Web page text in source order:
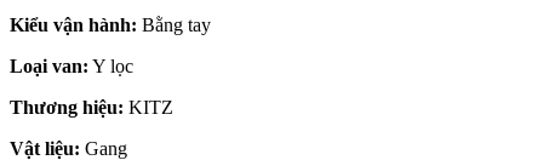
Kiểu vận hành: Bằng tay
Loại van: Y lọc
Thương hiệu: KITZ
Vật liệu: Gang